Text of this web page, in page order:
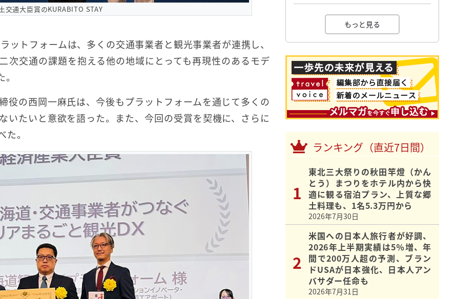
交通大臣賞のKURABITO STAY
ットフォームは、多くの交通事業者と観光事業者が連携し、
次交通の課題を抱える他の地域にとっても再現性のあるモデ
役の西岡一麻氏は、今後もプラットフォームを通じて多くの
いたいと意欲を語った。また、今回の受賞を契機に、さらに
。
もっと見る
ランキング（直近7日間）
東北三大祭りの秋田竿燈（かん
とう）まつりをホテル内から快
適に観る宿泊プラン、上質な郷
土料理も、1名5.3万円から
2026年7月30日
米国への日本人旅行者が好調、
2026年上半期実績は5％増、年
間で200万人超の予測、ブラン
ドUSAが日本強化、日本人アン
バサダー任命も
2026年7月31日